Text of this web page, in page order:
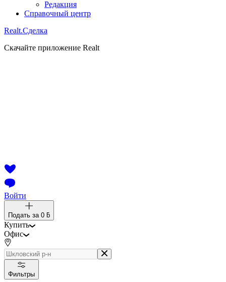
Редакция
Справочный центр
Realt.Сделка
Скачайте приложение Realt
Войти
Подать за 0 ƃ
Купить
Офис
Фильтры